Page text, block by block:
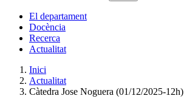
El departament
Docència
Recerca
Actualitat
Inici
Actualitat
Càtedra Jose Noguera (01/12/2025-12h)